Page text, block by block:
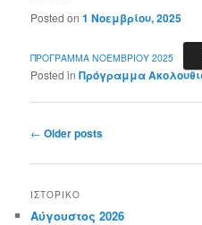
Posted on1 Νοεμβρίου, 2025
ΠΡΟΓΡΑΜΜΑ ΝΟΕΜΒΡΙΟΥ 2025
Posted in Πρόγραμμα
Post
← Older posts
ΙΣΤΟΡΙΚΌ
Αύγουστος 2026